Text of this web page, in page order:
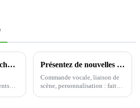
La révolution de la charge rapide multiport, qui remodèle la nouvelle écologie de la connexion électrique Présentez de nouvelles solutions de maison intelligente qui redéfinissent le confort de vie
Commande vocale, liaison de
scène, personnalisation : faites